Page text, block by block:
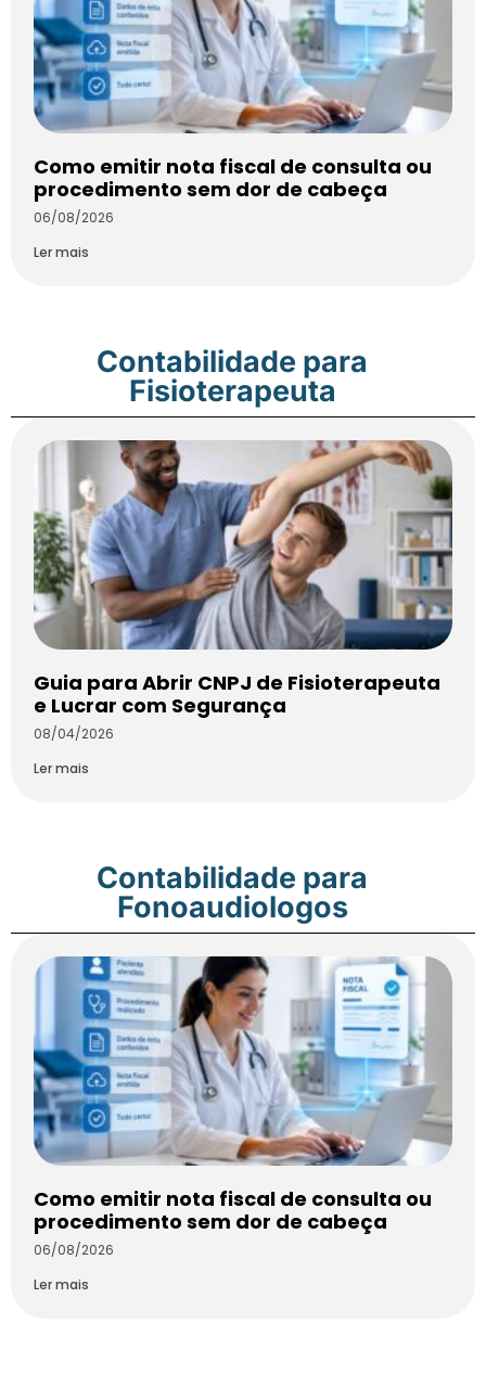
Como emitir nota fiscal de consulta ou
procedimento sem dor de cabeça
06/08/2026
Ler mais
Contabilidade para
Fisioterapeuta
Guia para Abrir CNPJ de Fisioterapeuta
e Lucrar com Segurança
08/04/2026
Ler mais
Contabilidade para
Fonoaudiologos
Como emitir nota fiscal de consulta ou
procedimento sem dor de cabeça
06/08/2026
Ler mais